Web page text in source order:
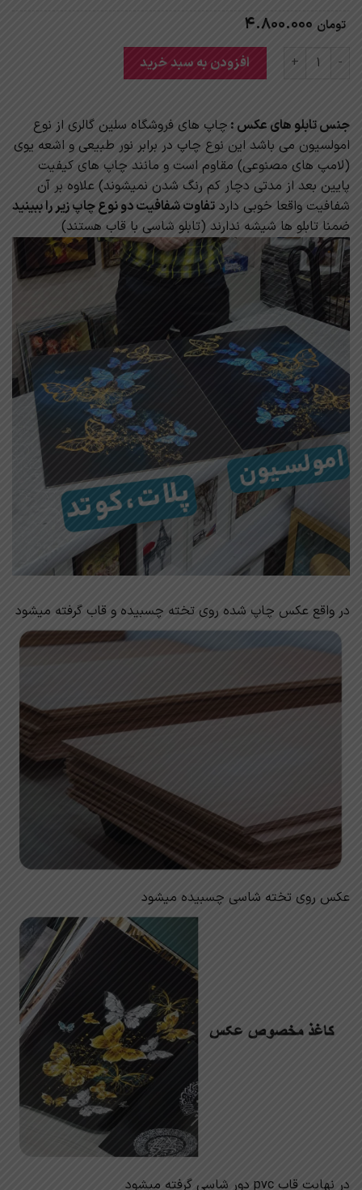
تومان 4.800.000
تابلو چشم نظر و آیت الکرسی کالیگرافی کد 100 عدد
افزودن به سبد خرید
جنس تابلو های عکس : چاپ های فروشگاه سلین گالری از نوع
امولسیون می باشد این نوع چاپ در برابر نور طبیعی و اشعه یوی
(لامپ های مصنوعی) مقاوم است و مانند چاپ های کیفیت
پایین بعد از مدتی دچار کم رنگ شدن نمیشوند) علاوه بر آن
شفافیت واقعا خوبی دارد تفاوت شفافیت دو نوع چاپ زیر را ببینید
ضمنا تابلو ها شیشه ندارند (تابلو شاسی با قاب هستند)
در واقع عکس چاپ شده روی تخته چسبیده و قاب گرفته میشود
عکس روی تخته شاسی چسبیده میشود
در نهایت قاب pvc دور شاسی گرفته میشود